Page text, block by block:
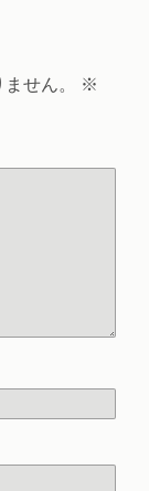
せん。
※